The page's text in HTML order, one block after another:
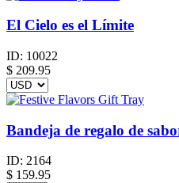
El Cielo es el Límite
ID: 10022
$ 209.95
Bandeja de regalo de
ID: 2164
$ 159.95